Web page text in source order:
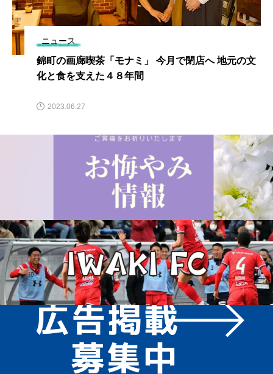
ニュース
錦町の画廊喫茶「モナミ」 今月で閉店へ 地元の文
化と食を支えた４８年間
2023.06.27